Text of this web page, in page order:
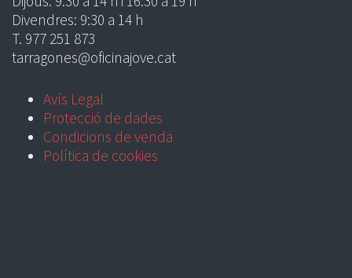
Divendres: 9:30 a 14 h
T. 977 251 873
tarragones@oficinajove.cat
Avís Legal
Protecció de dades
Condicions de venda
Política de cookies